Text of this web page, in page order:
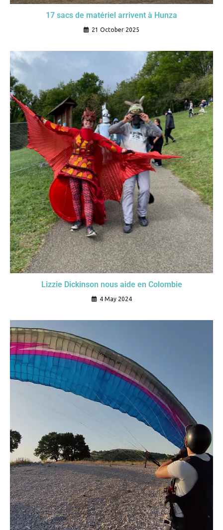
17 sacs de matériel arrivent à Hunza
21 October 2025
Lizzie Dickinson nous aide en Colombie
4 May 2024